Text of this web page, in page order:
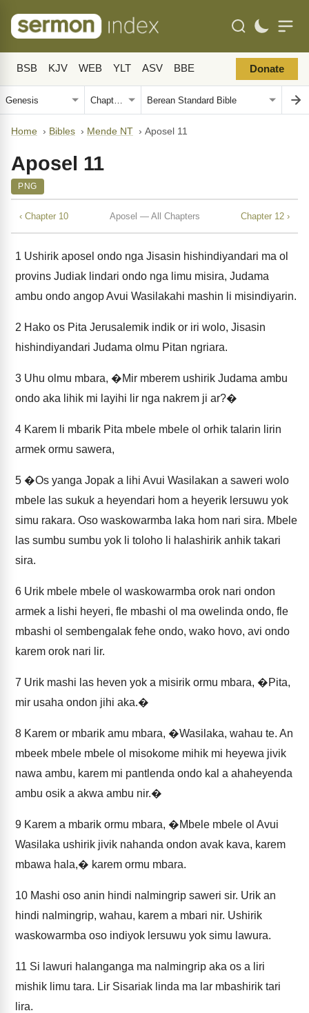
BSB KJV WEB YLT ASV BBE Donate
Home › Bibles › Mende NT › Aposel 11
Aposel 11
PNG
‹ Chapter 10 Aposel — All Chapters Chapter 12 ›
1 Ushirik aposel ondo nga Jisasin hishindiyandari ma ol
provins Judiak lindari ondo nga limu misira, Judama
ambu ondo angop Avui Wasilakahi mashin li misindiyarin.
2 Hako os Pita Jerusalemik indik or iri wolo, Jisasin
hishindiyandari Judama olmu Pitan ngriara.
3 Uhu olmu mbara, �Mir mberem ushirik Judama ambu
ondo aka lihik mi layihi lir nga nakrem ji ar?�
4 Karem li mbarik Pita mbele mbele ol orhik talarin lirin
armek ormu sawera,
5 �Os yanga Jopak a lihi Avui Wasilakan a saweri wolo
mbele las sukuk a heyendari hom a heyerik lersuwu yok
simu rakara. Oso waskowarmba laka hom nari sira. Mbele
las sumbu sumbu yok li toloho li halashirik anhik takari
sira.
6 Urik mbele mbele ol waskowarmba orok nari ondon
armek a lishi heyeri, fle mbashi ol ma owelinda ondo, fle
mbashi ol sembengalak fehe ondo, wako hovo, avi ondo
karem orok nari lir.
7 Urik mashi las heven yok a misirik ormu mbara, �Pita,
mir usaha ondon jihi aka.�
8 Karem or mbarik amu mbara, �Wasilaka, wahau te. An
mbeek mbele mbele ol misokome mihik mi heyewa jivik
nawa ambu, karem mi pantlenda ondo kal a ahaheyenda
ambu osik a akwa ambu nir.�
9 Karem a mbarik ormu mbara, �Mbele mbele ol Avui
Wasilaka ushirik jivik nahanda ondon avak kava, karem
mbawa hala,� karem ormu mbara.
10 Mashi oso anin hindi nalmingrip saweri sir. Urik an
hindi nalmingrip, wahau, karem a mbari nir. Ushirik
waskowarmba oso indiyok lersuwu yok simu lawura.
11 Si lawuri halanganga ma nalmingrip aka os a liri
mishik limu tara. Lir Sisariak linda ma lar mbashirik tari
lira.